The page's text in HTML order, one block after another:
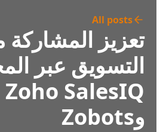
All posts
تعزيز
التسويق عبر
Zoho SalesIQ
وZobots